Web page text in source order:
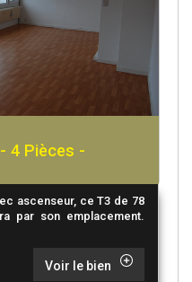
4 Pièces -
ascenseur, ce T3 de 78
par son emplacement.
Voir le bien